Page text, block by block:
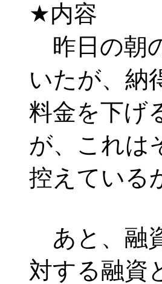
★内容
昨日の朝
いたが、納
料金を下げ
が、これは
控えている
あと、融
対する融資